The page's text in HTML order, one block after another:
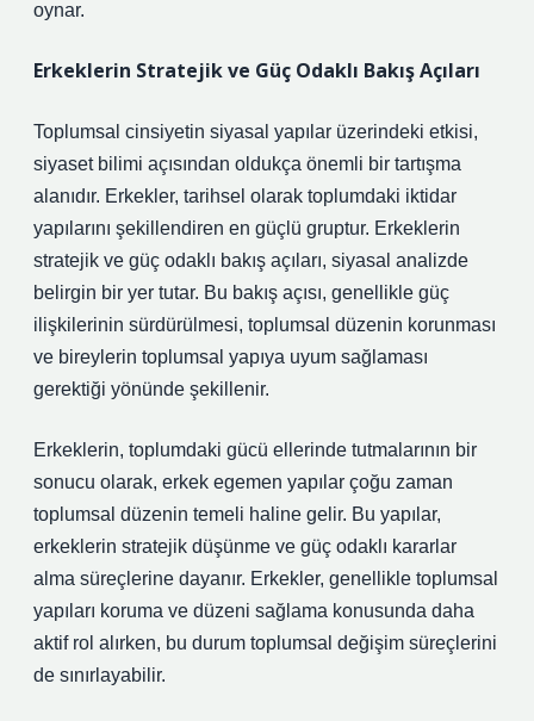
oynar.
Erkeklerin Stratejik ve Güç Odaklı Bakış Açıları
Toplumsal cinsiyetin siyasal yapılar üzerindeki etkisi,
siyaset bilimi açısından oldukça önemli bir tartışma
alanıdır. Erkekler, tarihsel olarak toplumdaki iktidar
yapılarını şekillendiren en güçlü gruptur. Erkeklerin
stratejik ve güç odaklı bakış açıları, siyasal analizde
belirgin bir yer tutar. Bu bakış açısı, genellikle güç
ilişkilerinin sürdürülmesi, toplumsal düzenin korunması
ve bireylerin toplumsal yapıya uyum sağlaması
gerektiği yönünde şekillenir.
Erkeklerin, toplumdaki gücü ellerinde tutmalarının bir
sonucu olarak, erkek egemen yapılar çoğu zaman
toplumsal düzenin temeli haline gelir. Bu yapılar,
erkeklerin stratejik düşünme ve güç odaklı kararlar
alma süreçlerine dayanır. Erkekler, genellikle toplumsal
yapıları koruma ve düzeni sağlama konusunda daha
aktif rol alırken, bu durum toplumsal değişim süreçlerini
de sınırlayabilir.